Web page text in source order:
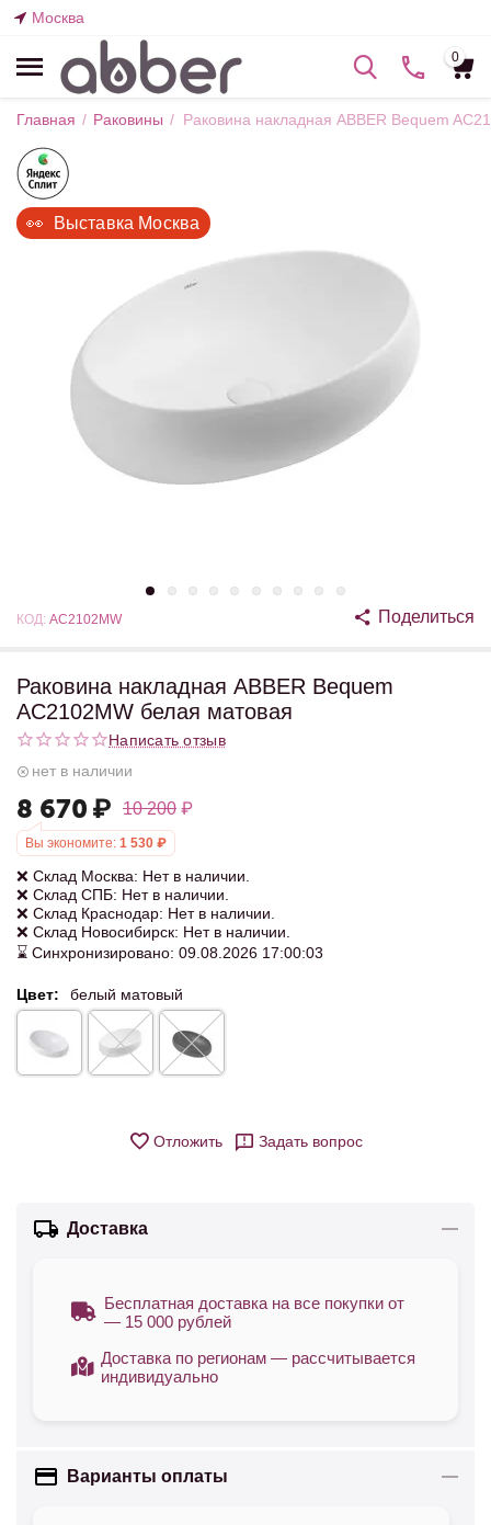
Москва
0
Главная / Раковины / Раковина накладная ABBER Bequem
👀  Выставка Москва
КОД: AC2102MW Поделиться
Раковина накладная ABBER Bequem
AC2102MW белая матовая
Написать отзыв
нет в наличии
8 670 ₽ 10 200 ₽
Вы экономите: 1 530 ₽
❌ Склад Москва: Нет в наличии.
❌ Склад СПБ: Нет в наличии.
❌ Склад Краснодар: Нет в наличии.
❌ Склад Новосибирск: Нет в наличии.
⌛ Синхронизировано: 09.08.2026 17:00:03
Цвет: белый матовый
Отложить Задать вопрос
Доставка
Бесплатная доставка на все покупки от
— 15 000 рублей
Доставка по регионам — рассчитывается
индивидуально
Варианты оплаты